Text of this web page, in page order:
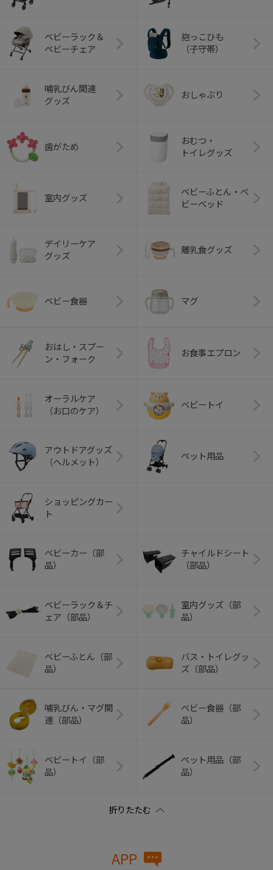
ベビーラック＆
ベビーチェア
抱っこひも
（子守帯）
哺乳びん関連
グッズ
おしゃぶり
歯がため
おむつ・
トイレグッズ
室内グッズ
ベビーふとん・ベ
ビーベッド
デイリーケア
グッズ
離乳食グッズ
ベビー食器 マグ
おはし・スプー
ン・フォーク
お食事エプロン
オーラルケア
（お口のケア）
ベビートイ
アウトドアグッズ
（ヘルメット）
ペット用品
ショッピングカー
ト
ベビーカー（部
品）
チャイルドシート
（部品）
ベビーラック＆チ
ェア（部品）
室内グッズ（部
品）
ベビーふとん（部
品）
バス・トイレグッ
ズ（部品）
哺乳びん・マグ関
連（部品）
ベビー食器（部
品）
ベビートイ（部
品）
ペット用品（部
品）
APP